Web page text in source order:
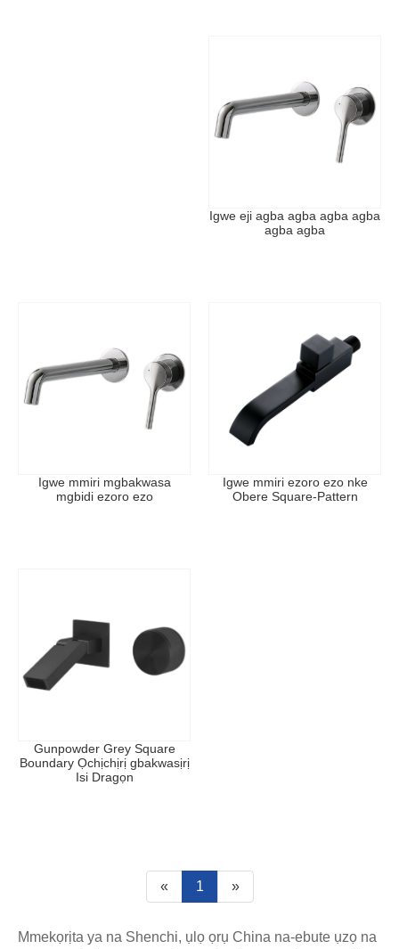
Igwe eji agba agba agba agba
agba agba
Igwe mmiri mgbakwasa
mgbidi ezoro ezo
Igwe mmiri ezoro ezo nke
Obere Square-Pattern
Gunpowder Grey Square
Boundary Ọchịchịrị gbakwasịrị
Isi Dragọn
« 1 »
Mmekọrịta ya na Shenchi, ụlọ ọrụ China na-ebute ụzọ na